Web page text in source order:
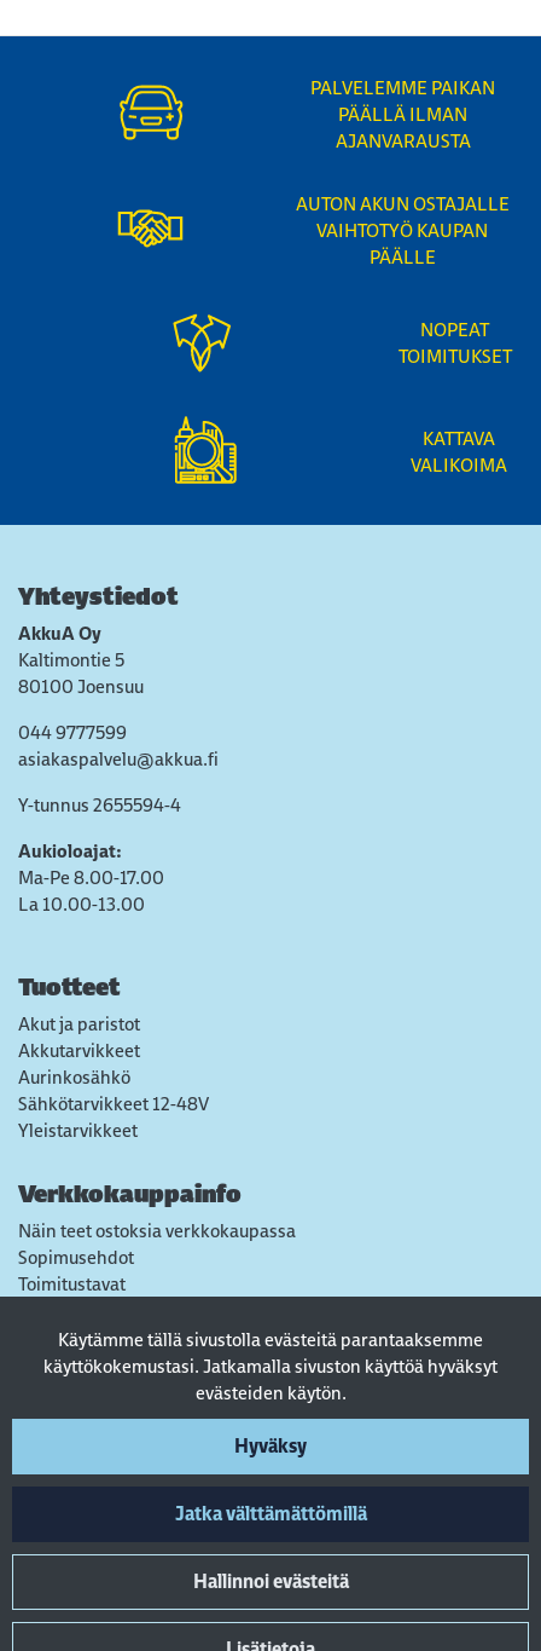
Käytämme tällä sivustolla evästeitä parantaaksemme
käyttökokemustasi. Jatkamalla sivuston käyttöä hyväksyt
evästeiden käytön.
Hyväksy
Jatka välttämättömillä
Hallinnoi evästeitä
PALVELEMME PAIKAN
PÄÄLLÄ ILMAN
AJANVARAUSTA
AUTON AKUN OSTAJALLE
VAIHTOTYÖ KAUPAN
PÄÄLLE
NOPEAT
TOIMITUKSET
KATTAVA
VALIKOIMA
Yhteystiedot
AkkuA Oy
Kaltimontie 5
80100 Joensuu
044 9777599
asiakaspalvelu@akkua.fi
Y-tunnus 2655594-4
Aukioloajat:
Ma-Pe 8.00-17.00
La 10.00-13.00
Tuotteet
Akut ja paristot
Akkutarvikkeet
Aurinkosähkö
Sähkötarvikkeet 12-48V
Yleistarvikkeet
Verkkokauppainfo
Näin teet ostoksia verkkokaupassa
Sopimusehdot
Toimitustavat
Tietosuojaseloste
Usein kysytyt kysymykset
Seuraa sosiaalisessa mediassa